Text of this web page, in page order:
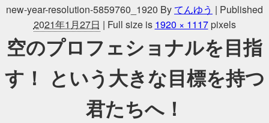
new-year-resolution-5859760_1920 Byてんゆう | Published
2021年1月27日 | Full size is 1920 × 1117pixels
空のプロフェショナルを目指
す！ という大きな目標を持つ
君たちへ！